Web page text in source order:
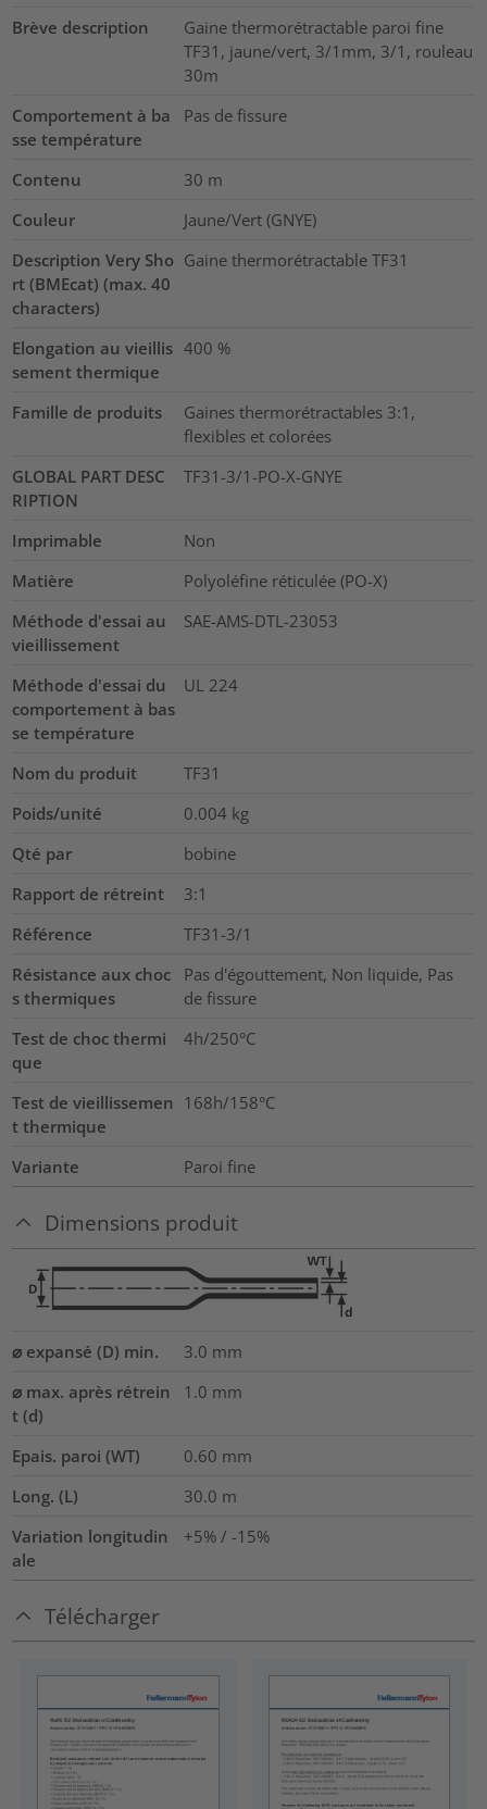
Brève description
Gaine thermorétractable paroi fine
TF31, jaune/vert, 3/1mm, 3/1, rouleau
30m
Comportement à ba
sse température
Pas de fissure
Contenu 30 m
Couleur
Jaune/Vert (GNYE)
Description Very Sho
rt (BMEcat) (max. 40
characters)
Gaine thermorétractable TF31
Elongation au vieillis
sement thermique
400 %
Famille de produits
Gaines thermorétractables 3:1,
flexibles et colorées
GLOBAL PART DESC
RIPTION
TF31-3/1-PO-X-GNYE
Imprimable
Non
Matière
Polyoléfine réticulée (PO-X)
Méthode d'essai au
vieillissement
SAE-AMS-DTL-23053
Méthode d'essai du
comportement à bas
se température
UL 224
Nom du produit
TF31
Poids/unité
0.004 kg
Qté par
bobine
Rapport de rétreint
3:1
Référence
TF31-3/1
Résistance aux choc
s thermiques
Pas d'égouttement, Non liquide, Pas
de fissure
Test de choc thermi
que
4h/250°C
Test de vieillissemen
t thermique
168h/158°C
Variante Paroi fine
Dimensions produit
⌀ expansé (D) min. 3.0 mm
⌀ max. après rétrein
t (d)
1.0 mm
Epais. paroi (WT) 0.60 mm
Long. (L)
30.0 m
Variation longitudin
ale
+5% / -15%
Télécharger